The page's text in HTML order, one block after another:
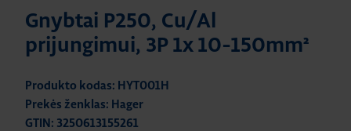
Gnybtai P250, Cu/Al
prijungimui, 3P 1x 10-150mm²
Produkto kodas: HYT001H
Prekės ženklas: Hager
GTIN: 3250613155261